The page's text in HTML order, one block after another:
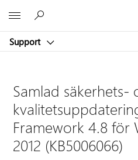
Support
Samlad säkerhets-
Framework 4.8 för
2012 (KB5006066)